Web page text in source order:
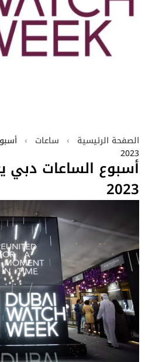
الصفحة الرئيسية › ساعات ›
2023
أسبوع الساعات دبي
2023